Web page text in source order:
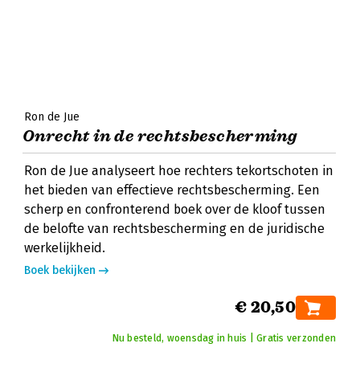
Ron de Jue
Onrecht in de rechtsbescherming
Ron de Jue analyseert hoe rechters tekortschoten in
het bieden van effectieve rechtsbescherming. Een
scherp en confronterend boek over de kloof tussen
de belofte van rechtsbescherming en de juridische
werkelijkheid.
Boek bekijken
€ 20,50
Nu besteld, woensdag in huis | Gratis verzonden